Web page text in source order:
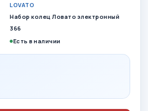
LOVATO
Набор колец Ловато электронный
366
Есть в наличии